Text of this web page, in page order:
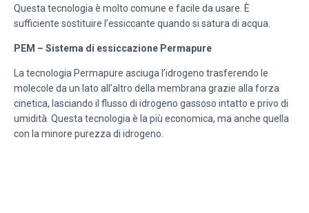
Questa tecnologia è molto comune e facile da usare. È
sufficiente sostituire l’essiccante quando si satura di acqua.
PEM – Sistema di essiccazione Permapure
La tecnologia Permapure asciuga l’idrogeno trasferendo le
molecole da un lato all’altro della membrana grazie alla forza
cinetica, lasciando il flusso di idrogeno gassoso intatto e privo di
umidità. Questa tecnologia è la più economica, ma anche quella
con la minore purezza di idrogeno.